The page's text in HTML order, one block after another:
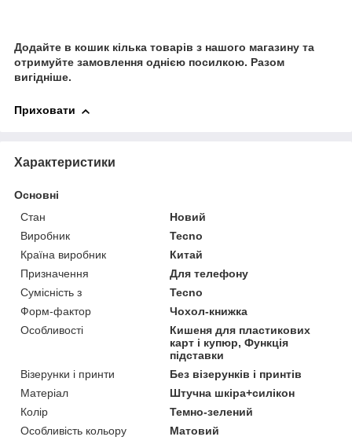
Додайте в кошик кілька товарів з нашого магазину та
отримуйте замовлення однією посилкою. Разом
вигідніше.
Приховати
Характеристики
Основні
Стан
Новий
Виробник
Tecno
Країна виробник
Китай
Призначення
Для телефону
Сумісність з
Tecno
Форм-фактор
Чохол-книжка
Особливості
Кишеня для пластикових
карт і купюр, Функція
підставки
Візерунки і принти
Без візерунків і принтів
Матеріал
Штучна шкіра+силікон
Колір
Темно-зелений
Особливість кольору
Матовий